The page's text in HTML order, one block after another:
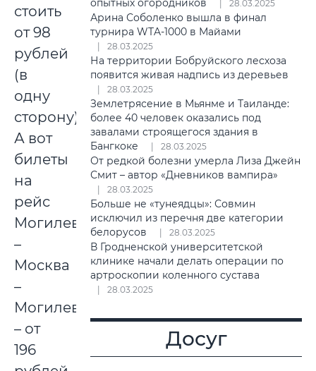
стоить
от 98
рублей
(в
одну
сторону).
А вот
билеты
на
рейс
Могилев
–
Москва
–
Могилев
– от
196
опытных огородников
28.03.2025
Арина Соболенко вышла в финал
турнира WTA-1000 в Майами
28.03.2025
На территории Бобруйского лесхоза
появится живая надпись из деревьев
28.03.2025
Землетрясение в Мьянме и Таиланде:
более 40 человек оказались под
завалами строящегося здания в
Бангкоке
28.03.2025
От редкой болезни умерла Лиза Джейн
Смит – автор «Дневников вампира»
28.03.2025
Больше не «тунеядцы»: Совмин
исключил из перечня две категории
белорусов
28.03.2025
В Гродненской университетской
клинике начали делать операции по
артроскопии коленного сустава
28.03.2025
Досуг